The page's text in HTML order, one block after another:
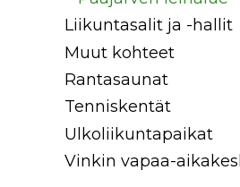
Liikuntasalit ja -hallit
Muut kohteet
Rantasaunat
Tenniskentät
Ulkoliikuntapaikat
Vinkin vapaa-